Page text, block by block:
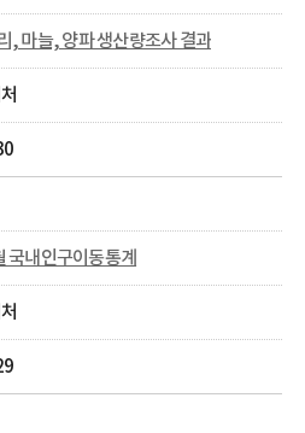
, 마늘, 양파 생산량조사 결과
국내인구이동통계